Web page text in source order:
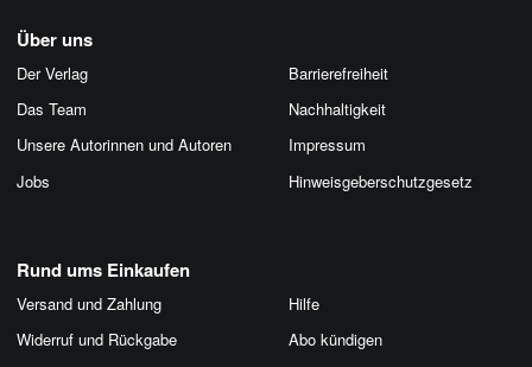
Über uns
Der Verlag
Das Team
Unsere Autorinnen und Autoren
Jobs
Barrierefreiheit
Nachhaltigkeit
Impressum
Hinweis­geber­schutz­gesetz
Rund ums Einkaufen
Versand und Zahlung
Widerruf und Rückgabe
Hilfe
Abo kündigen